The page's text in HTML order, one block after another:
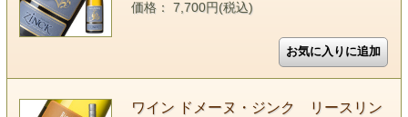
価格： 7,700円(税込)
ワイン ドメーヌ・ジンク リースリン